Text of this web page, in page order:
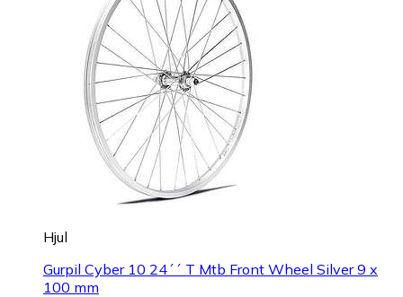
Hjul
Gurpil Cyber 10 24´´ T Mtb Front Wheel Silver 9 x
100 mm